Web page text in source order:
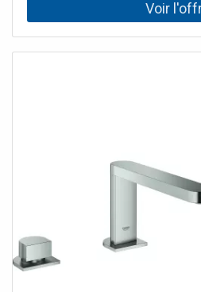
flexibles Raccord pour flexible
sûr contre le reflux peut être